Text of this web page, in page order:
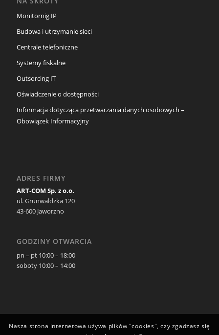
Monitornig IP
Budowa i utrzymanie sieci
Centrale telefoniczne
Systemy fiskalne
Outsorcing IT
Oświadczenie o dostępności
Informacja dotycząca przetwarzania danych osobowych –
Obowiązek Informacyjny
ADRES FIRMY
ART-COM Sp. z o.o.
ul. Grunwaldzka 120
43-600 Jaworzno
GODZINY OTWARCIA
pn – pt 10:00 – 18:00
soboty 10:00 – 14:00
Nasza strona internetowa używa plików "cookies", czy zgadzasz się